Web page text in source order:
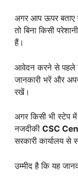
अगर आप ऊपर बताए
तो बिना किसी
हैं।
आवेदन करने से पहले
जानकारी भरें और
रखें।
अगर किसी भी स्टेप
नजदीकी CSC
सरकारी कार्यालय
उम्मीद है कि यह